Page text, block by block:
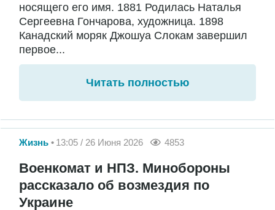
носящего его имя. 1881 Родилась Наталья
Сергеевна Гончарова, художница. 1898
Канадский моряк Джошуа Слокам завершил
первое...
Читать полностью
Жизнь 13:05 / 26 Июня 2026 4853
Военкомат и НПЗ. Минобороны
рассказало об возмездия по
Украине